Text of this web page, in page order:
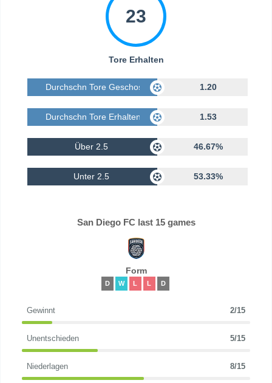
23
Tore Erhalten
Durchschn Tore Geschossen 1.20
Durchschn Tore Erhalten 1.53
Über 2.5 46.67%
Unter 2.5 53.33%
San Diego FC last 15 games
Form
D W L L D
Gewinnt 2/15
Unentschieden 5/15
Niederlagen 8/15